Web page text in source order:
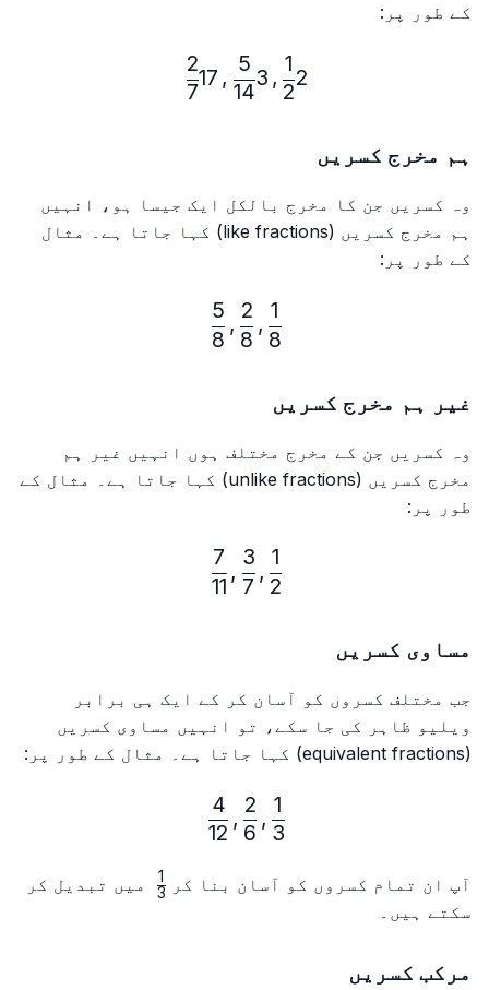
کے طور پر:
2\frac{1}{2}, 3\frac{5}{14}, 17\frac{2}{7} 2
2
1
,
3
14
5
,
17
7
2
ہم مخرج کسریں
وہ کسریں جن کا مخرج بالکل ایک جیسا ہو، انہیں
ہم مخرج کسریں (like fractions) کہا جاتا ہے۔ مثال
کے طور پر:
\frac{1}{8}, \frac{2}{8}, \frac{5}{8}
8
1
,
8
2
,
8
5
غیر ہم مخرج کسریں
وہ کسریں جن کے مخرج مختلف ہوں انہیں غیر ہم
مخرج کسریں (unlike fractions) کہا جاتا ہے۔ مثال کے
طور پر:
\frac{1}{2}, \frac{3}{7}, \frac{7}{11}
2
1
,
7
3
,
11
7
مساوی کسریں
جب مختلف کسروں کو آسان کر کے ایک ہی برابر
ویلیو ظاہر کی جا سکے، تو انہیں مساوی کسریں
(equivalent fractions) کہا جاتا ہے۔ مثال کے طور پر:
3
1
,
6
2
,
12
4
آپ ان تمام کسروں کو آسان بنا کر
\frac{1}3
1
میں تبدیل کر
سکتے ہیں۔
مرکب کسریں